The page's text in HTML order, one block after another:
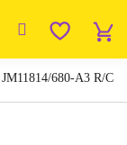
JM11814/680-A3 R/C